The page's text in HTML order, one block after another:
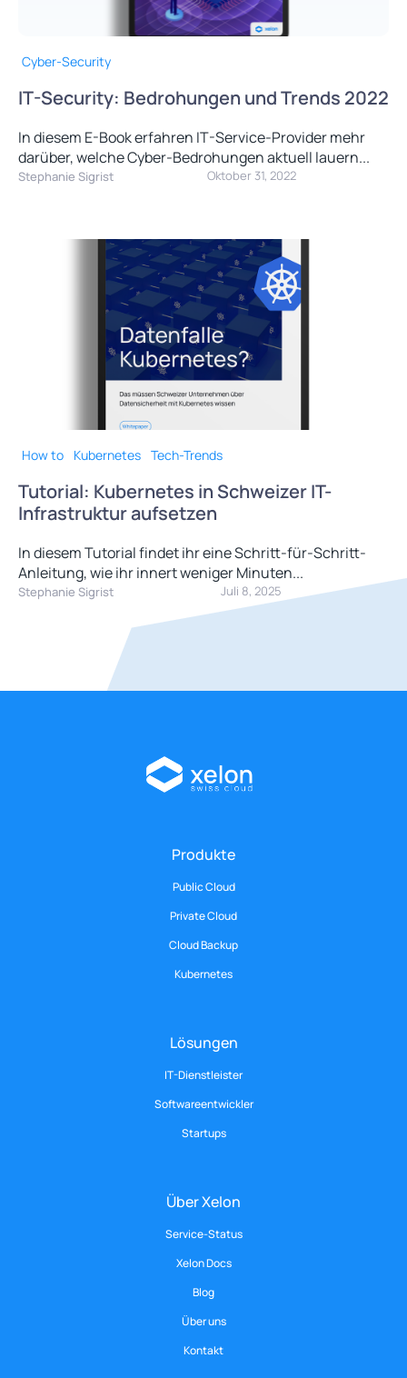
Cyber-Security
IT-Security: Bedrohungen und Trends 2022
In diesem E-Book erfahren IT-Service-Provider mehr
darüber, welche Cyber-Bedrohungen aktuell lauern...
Stephanie Sigrist Oktober 31, 2022
How to Kubernetes Tech-Trends
Tutorial: Kubernetes in Schweizer IT-
Infrastruktur aufsetzen
In diesem Tutorial findet ihr eine Schritt-für-Schritt-
Anleitung, wie ihr innert weniger Minuten...
Stephanie Sigrist Juli 8, 2025
Produkte
Public Cloud
Private Cloud
Cloud Backup
Kubernetes
Lösungen
IT-Dienstleister
Softwareentwickler
Startups
Über Xelon
Service-Status
Xelon Docs
Blog
Über uns
Kontakt